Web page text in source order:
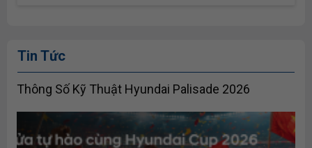
Tin Tức
Thông Số Kỹ Thuật Hyundai Palisade 2026